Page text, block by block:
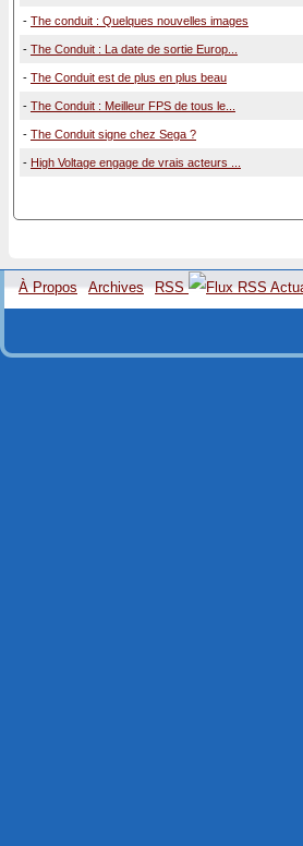
- The conduit : Quelques nouvelles images
- The Conduit : La date de sortie Europ...
- The Conduit est de plus en plus beau
- The Conduit : Meilleur FPS de tous le...
- The Conduit signe chez Sega ?
- High Voltage engage de vrais acteurs ...
À Propos Archives RSS